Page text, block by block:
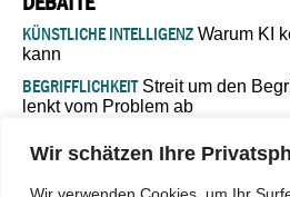
Wir schätzen Ihre
KÜNSTLICHE INTELLIGENZ Warum KI
kann
BEGRIFFLICHKEITStreit um den
lenkt vom Problem ab
Verantwortung bleibt“
ISLAMISCHE FAKULTÄT IN MÜNSTER